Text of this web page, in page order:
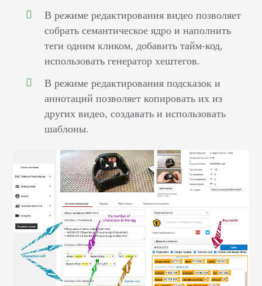
В режиме редактирования видео позволяет
собрать семантическое ядро и наполнить
теги одним кликом, добавить тайм-код,
использовать генератор хештегов.
В режиме редактирования подсказок и
аннотаций позволяет копировать их из
других видео, создавать и использовать
шаблоны.